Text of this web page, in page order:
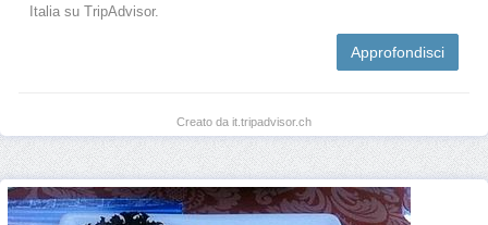
Italia su TripAdvisor.
Approfondisci
Creato da it.tripadvisor.ch